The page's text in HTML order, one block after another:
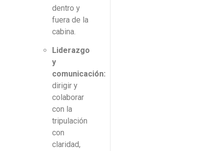
dentro y
fuera de la
cabina.
Liderazgo
y
comunicación:
dirigir y
colaborar
con la
tripulación
con
claridad,